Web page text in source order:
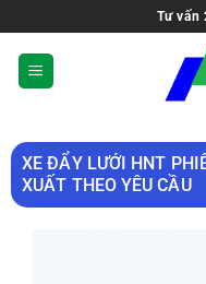
Tư vấn
XE ĐẨY LƯỚI HNT
XUẤT THEO YÊU CẦU